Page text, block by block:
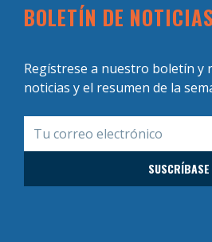
BOLETÍN DE NOTICIAS
Regístrese a nuestro boletín y
noticias y el resumen de la